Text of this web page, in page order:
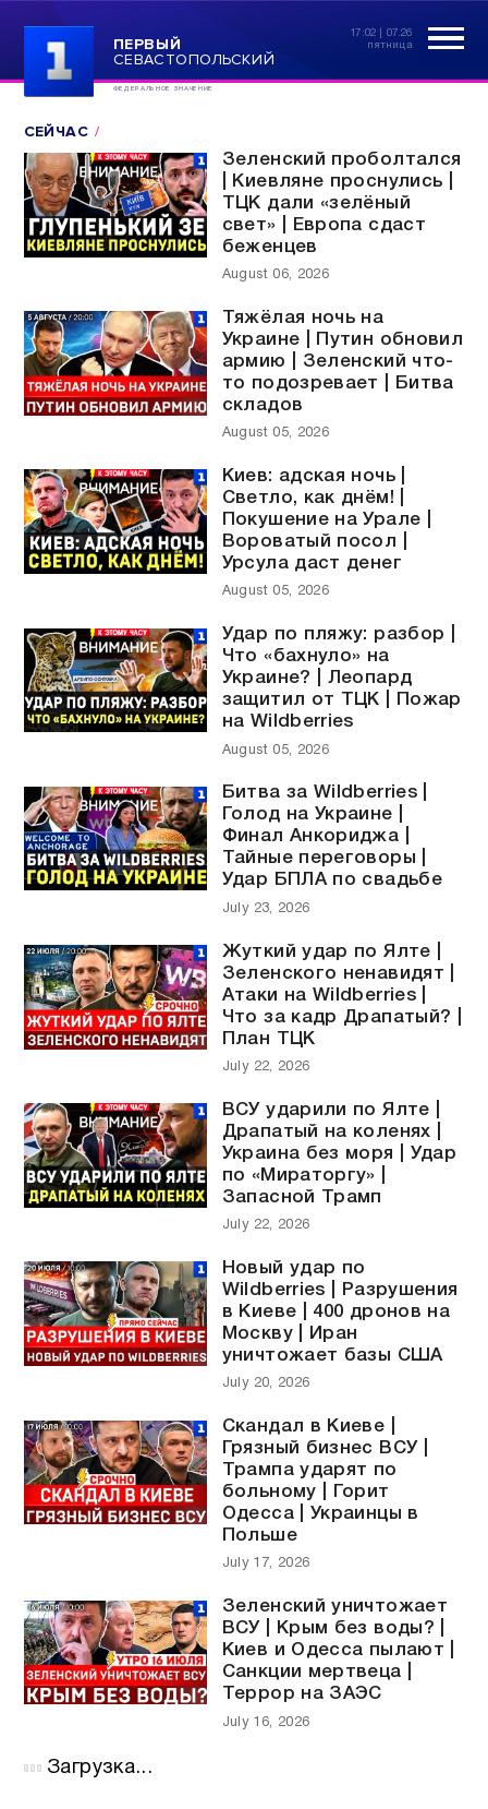
ПЕРВЫЙ
СЕВАСТОПОЛЬСКИЙ
ФЕДЕРАЛЬНОЕ ЗНАЧЕНИЕ
17:02 | 07.26
пятница
СЕЙЧАС
Зеленский проболтался
| Киевляне проснулись |
ТЦК дали «зелёный
свет» | Европа сдаст
беженцев
August 06, 2026
Тяжёлая ночь на
Украине | Путин обновил
армию | Зеленский что-
то подозревает | Битва
складов
August 05, 2026
Киев: адская ночь |
Светло, как днём! |
Покушение на Урале |
Вороватый посол |
Урсула даст денег
August 05, 2026
Удар по пляжу: разбор |
Что «бахнуло» на
Украине? | Леопард
защитил от ТЦК | Пожар
на Wildberries
August 05, 2026
Битва за Wildberries |
Голод на Украине |
Финал Анкориджа |
Тайные переговоры |
Удар БПЛА по свадьбе
July 23, 2026
Жуткий удар по Ялте |
Зеленского ненавидят |
Атаки на Wildberries |
Что за кадр Драпатый? |
План ТЦК
July 22, 2026
ВСУ ударили по Ялте |
Драпатый на коленях |
Украина без моря | Удар
по «Мираторгу» |
Запасной Трамп
July 22, 2026
Новый удар по
Wildberries | Разрушения
в Киеве | 400 дронов на
Москву | Иран
уничтожает базы США
July 20, 2026
Скандал в Киеве |
Грязный бизнес ВСУ |
Трампа ударят по
больному | Горит
Одесса | Украинцы в
Польше
July 17, 2026
Зеленский уничтожает
ВСУ | Крым без воды? |
Киев и Одесса пылают |
Санкции мертвеца |
Террор на ЗАЭС
July 16, 2026
Загрузка...